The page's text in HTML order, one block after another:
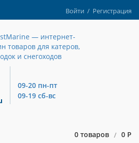
Войти / Регистрация
09-20 пн-пт
09-19 сб-вс
0 товаров / 0 Р